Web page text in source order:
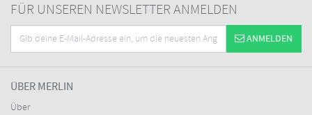
FÜR UNSEREN NEWSLETTER ANMELDEN
ANMELDEN
ÜBER MERLIN
Über